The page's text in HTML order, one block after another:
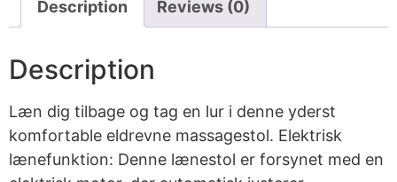
Description Reviews (0)
Description
Læn dig tilbage og tag en lur i denne yderst
komfortable eldrevne massagestol. Elektrisk
lænefunktion: Denne lænestol er forsynet med en